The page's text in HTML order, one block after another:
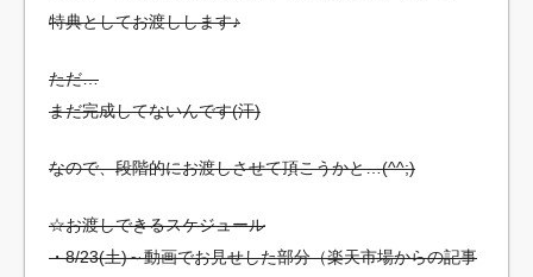
特典としてお渡しします♪
ただ…
まだ完成してないんです(汗)
なので、段階的にお渡しさせて頂こうかと…(^^;)
☆お渡しできるスケジュール
・8/23(土)～動画でお見せした部分（楽天市場からの記事